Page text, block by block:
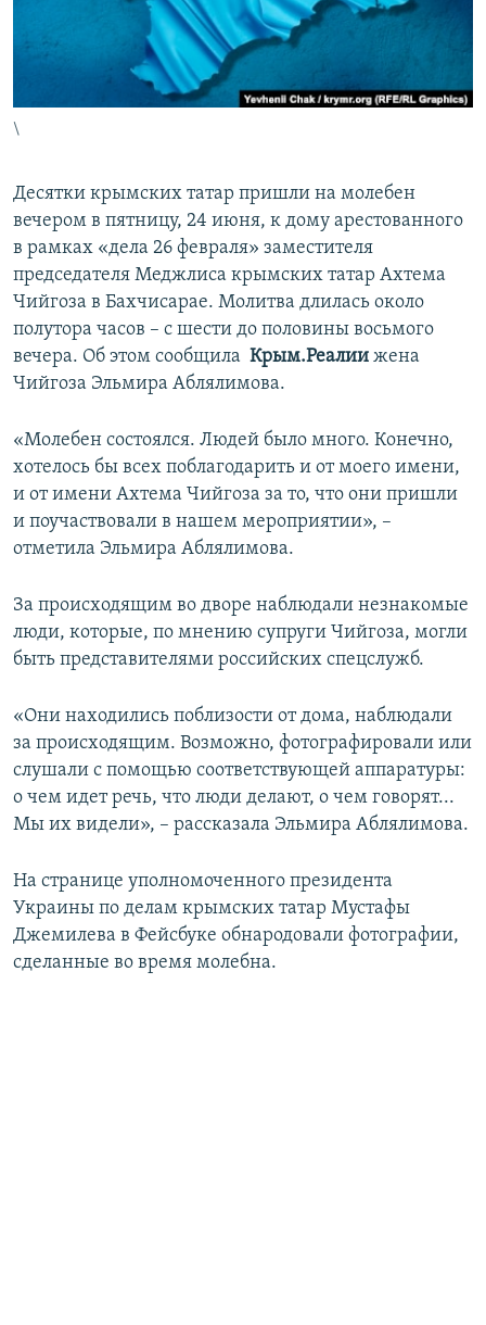
ПОБЕДИТЕЛЕЙ НЕ СУДЯТ?
КРЫМ.НЕПОКОРЕННЫЙ
ПРИСОЕДИНЯЙТЕСЬ!
\
Десятки крымских татар пришли на молебен
вечером в пятницу, 24 июня, к дому арестованного
в рамках «дела 26 февраля» заместителя
председателя Меджлиса крымских татар Ахтема
Чийгоза в Бахчисарае. Молитва длилась около
полутора часов – с шести до половины восьмого
вечера. Об этом сообщила ​ Крым.Реалии жена
Чийгоза Эльмира Аблялимова.
«Молебен состоялся. Людей было много. Конечно,
хотелось бы всех поблагодарить и от моего имени,
и от имени Ахтема Чийгоза за то, что они пришли
и поучаствовали в нашем мероприятии», –
отметила Эльмира Аблялимова.
За происходящим во дворе наблюдали незнакомые
люди, которые, по мнению супруги Чийгоза, могли
быть представителями российских спецслужб.
«Они находились поблизости от дома, наблюдали
за происходящим. Возможно, фотографировали или
слушали с помощью соответствующей аппаратуры:
о чем идет речь, что люди делают, о чем говорят...
Мы их видели», – рассказала Эльмира Аблялимова.
На странице уполномоченного президента
Украины по делам крымских татар Мустафы
Джемилева в Фейсбуке обнародовали фотографии,
сделанные во время молебна.